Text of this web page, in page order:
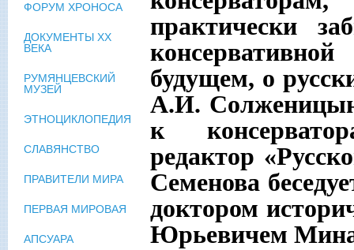
практически
будущем, о
А.И.
к
редактор
Семенова
доктором
Юрьевичем
ФОРУМ ХРОНОСА
ДОКУМЕНТЫ XX
ВЕКА
РУМЯНЦЕВСКИЙ
МУЗЕЙ
ЭТНОЦИКЛОПЕДИЯ
СЛАВЯНСТВО
ПРАВИТЕЛИ МИРА
ПЕРВАЯ МИРОВАЯ
АПСУАРА